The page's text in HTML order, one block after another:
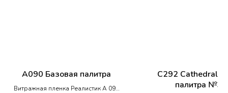
A090 Базовая палитра
Витражная пленка Реалистик A 090
C292 Cathedral
палитра №3